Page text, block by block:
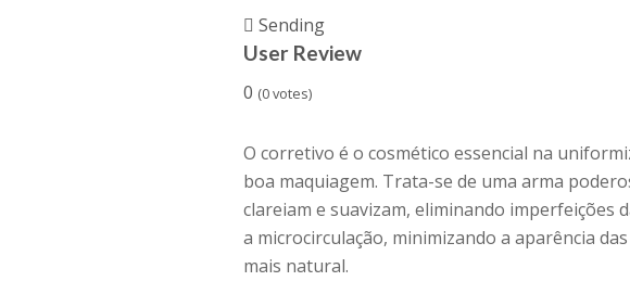
Sending
User Review
0 (0votes)
O corretivo é o cosmético essencial na
boa maquiagem. Trata-se de uma arma
clareiam e suavizam, eliminando imperfeições
a microcirculação, minimizando a aparência
mais natural.